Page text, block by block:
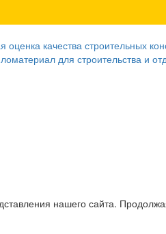
качества строительных
для строительства и
нашего сайта.